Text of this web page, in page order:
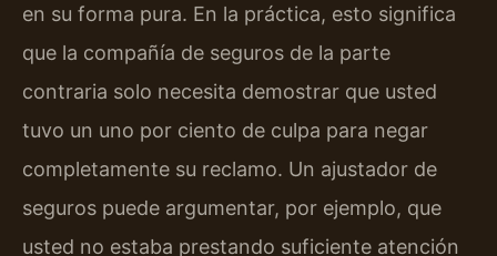
en su forma pura. En la práctica, esto significa
que la compañía de seguros de la parte
contraria solo necesita demostrar que usted
tuvo un uno por ciento de culpa para negar
completamente su reclamo. Un ajustador de
seguros puede argumentar, por ejemplo, que
usted no estaba prestando suficiente atención